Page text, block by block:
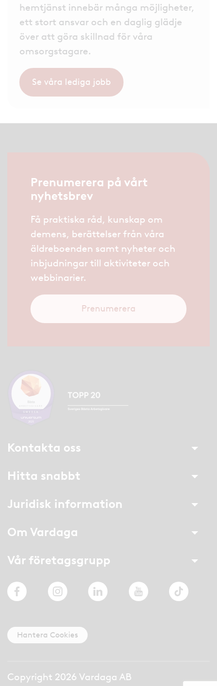
hemtjänst innebär många möjligheter,
ett stort ansvar och en daglig glädje
över att göra skillnad för våra
omsorgstagare.
Se våra lediga jobb
Prenumerera på vårt
nyhetsbrev
Få praktiska råd, kunskap om
demens, berättelser från våra
äldreboenden samt nyheter och
inbjudningar till aktiviteter och
webbinarier.
Prenumerera
Kontakta oss
Hitta snabbt
Juridisk information
Om Vardaga
Vår företagsgrupp
FacebookInstagramLinkedIn YouTube TikTok
Hantera Cookies
Copyright 2026 Vardaga AB